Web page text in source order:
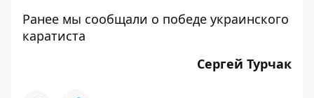
Ранее мы сообщали о победе украинского
каратиста
Сергей Турчак